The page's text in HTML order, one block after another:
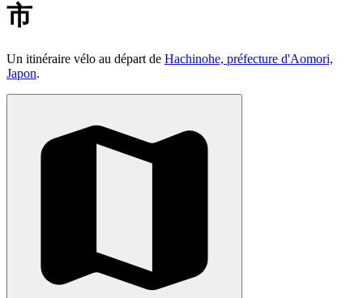
市
Un itinéraire vélo au départ de Hachinohe, préfecture d'Aomori,
Japon.